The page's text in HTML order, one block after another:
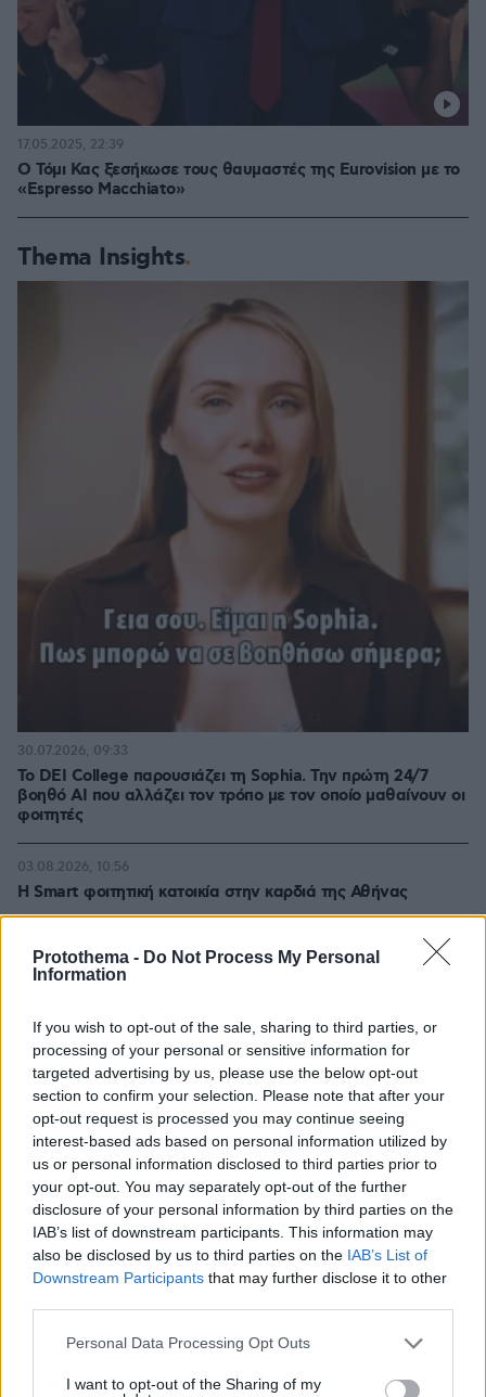
Protothema - Do Not Process My Personal
Information
If you wish to opt-out of the sale, sharing to third parties, or
processing of your personal or sensitive information for
targeted advertising by us, please use the below opt-out
section to confirm your selection. Please note that after your
opt-out request is processed you may continue seeing
interest-based ads based on personal information utilized by
us or personal information disclosed to third parties prior to
your opt-out. You may separately opt-out of the further
disclosure of your personal information by third parties on the
IAB’s list of downstream participants. This information may
also be disclosed by us to third parties on the IAB’s List of
Downstream Participants that may further disclose it to other
Please note that this website/app uses one or more Google
not limited to your visit or usage behaviour. You may click to
Personal Data Processing Opt Outs
I want to opt-out of the Sharing of my
Ο Τόμι Κας ξεσήκωσε τους θαυμαστές της Eurovision με το
«Espresso Macchiato»
17.05.2025, 22:39
Thema Insights
Το DEI College παρουσιάζει τη Sophia. Την πρώτη 24/7
βοηθό AI που αλλάζει τον τρόπο με τον οποίο μαθαίνουν οι
φοιτητές
30.07.2026, 09:33
Η Smart φοιτητική κατοικία στην καρδιά της Αθήνας
03.08.2026, 10:56
Διασκεδάζουμε υπεύθυνα, επιστρέφουμε με ασφάλεια
ΡΟΗ ΕΙΔΗΣΕΩΝ
Ειδήσεις Δημοφιλή Σχολιασμένα
Χαλαρή έξοδος για τον Κυριάκο Μητσοτάκης και τη
σύζυγό του Μαρέβα στα Χανιά, φωτογραφίες
πριν περίπου ένα λεπτό
«Θα μπορούσε να συμβεί σύντομα»: Αισιόδοξος ξανά ο
Τραμπ για το τέλος του πολέμου με το Ιράν, «δεν
νομίζω ότι μπορούν ν' αντέξουν πολύ ακόμα»
πριν 4 λεπτά
Διακοπές στη Σίκινο